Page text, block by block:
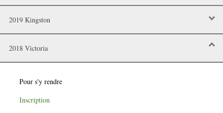
2019 Kingston
2018 Victoria
Pour s'y rendre
Inscription